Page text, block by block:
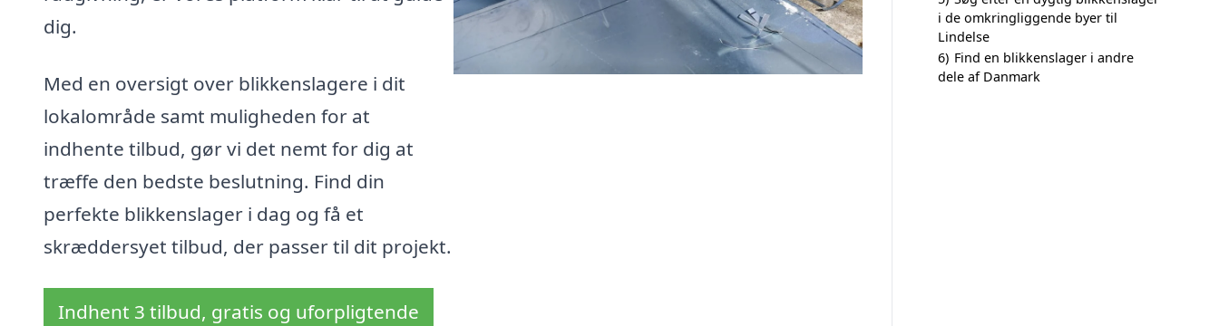
dig.
Med en oversigt over blikkenslagere i dit
lokalområde samt muligheden for at
indhente tilbud, gør vi det nemt for dig at
træffe den bedste beslutning. Find din
perfekte blikkenslager i dag og få et
skræddersyet tilbud, der passer til dit projekt.
Indhent 3 tilbud, gratis og uforpligtende
i de omkringliggende byer til
Lindelse
6) Find en blikkenslager i andre
dele af Danmark